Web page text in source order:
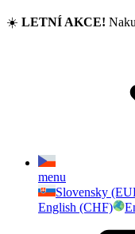
☀️ LETNÍ AKCE!
menu
Slovensky
English (CHF)